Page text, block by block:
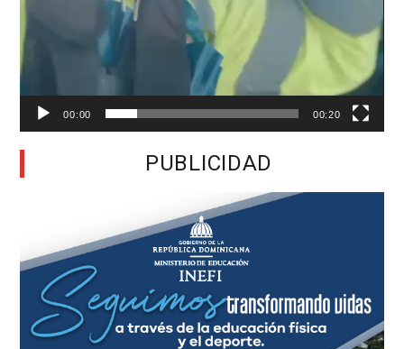
00:00 00:20
PUBLICIDAD